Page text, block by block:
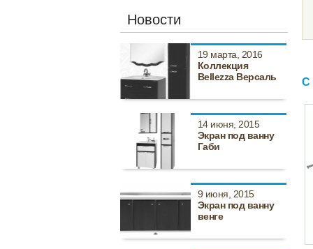
Новости
19 марта, 2016
Коллекция
Bellezza Версаль
14 июня, 2015
Экран под ванну
Габи
9 июня, 2015
Экран под ванну
венге
С